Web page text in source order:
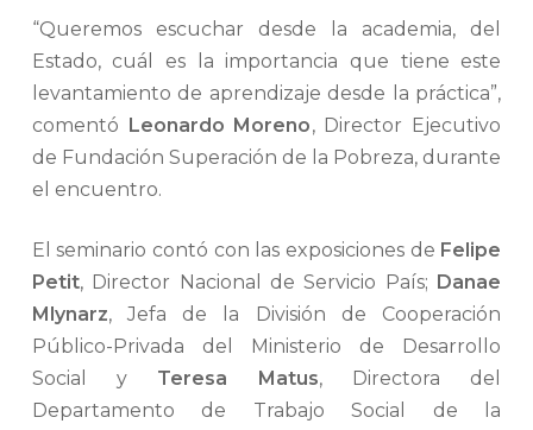
“Queremos escuchar desde la academia, del
Estado, cuál es la importancia que tiene este
levantamiento de aprendizaje desde la práctica”,
comentó Leonardo Moreno, Director Ejecutivo
de Fundación Superación de la Pobreza, durante
el encuentro.
El seminario contó con las exposiciones de Felipe
Petit, Director Nacional de Servicio País; Danae
Mlynarz, Jefa de la División de Cooperación
Público-Privada del Ministerio de Desarrollo
Social y Teresa Matus, Directora del
Departamento de Trabajo Social de la